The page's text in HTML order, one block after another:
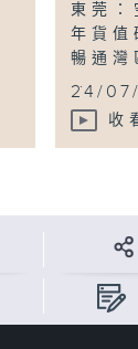
東莞：
年貨
暢通灣
...
24/
收